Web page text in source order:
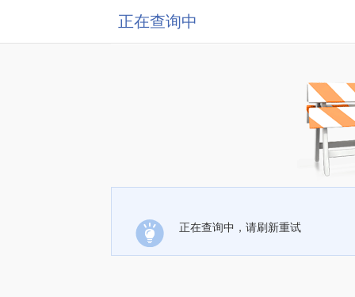
正在查询中
正在查询中，请刷新重试